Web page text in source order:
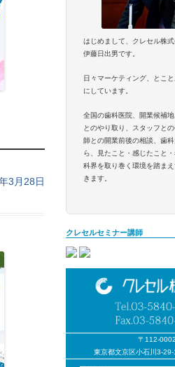
3月28日
はじめまして、クレセル株
伊藤日出男です。
日々マーケティング、とこ
にしています。
全国の歯科医院、開業候補
とのやり取り、スタッフと
師との開業前後の相談、歯
ら、見たこと・感じたこと
科界を取り巻く環境を踏ま
きます。
クレセルセミナー講師
〒112-0002
東京都文京区小石川3-